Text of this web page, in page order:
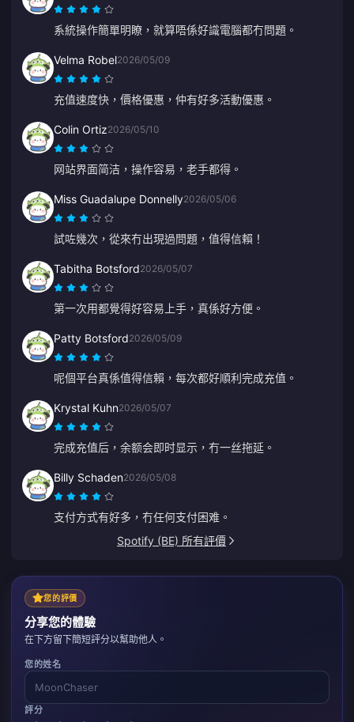
系統操作簡單明瞭，就算唔係好識電腦都冇問題。
Velma Robel2026/05/09
充值速度快，價格優惠，仲有好多活動優惠。
Colin Ortiz2026/05/10
网站界面简洁，操作容易，老手都得。
Miss Guadalupe Donnelly2026/05/06
試咗幾次，從來冇出現過問題，值得信賴！
Tabitha Botsford2026/05/07
第一次用都覺得好容易上手，真係好方便。
Patty Botsford2026/05/09
呢個平台真係值得信賴，每次都好順利完成充值。
Krystal Kuhn2026/05/07
完成充值后，余额会即时显示，冇一丝拖延。
Billy Schaden2026/05/08
支付方式有好多，冇任何支付困难。
Spotify (BE) 所有評價
您的評價
分享您的體驗
在下方留下簡短評分以幫助他人。
您的姓名
評分